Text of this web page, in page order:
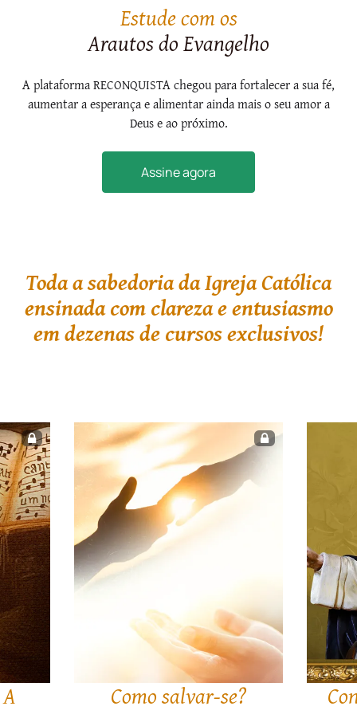
Estude com os
Arautos do Evangelho
A plataforma RECONQUISTA chegou para fortalecer a sua fé,
aumentar a esperança e alimentar ainda mais o seu amor a
Deus e ao próximo.
Assine agora
Toda a sabedoria da Igreja Católica
ensinada com clareza e entusiasmo
em dezenas de cursos exclusivos!
Como salvar-se?